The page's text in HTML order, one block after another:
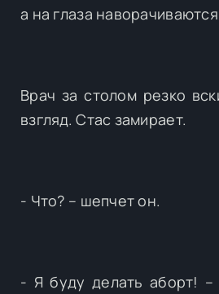
а на глаза
Врач за столом резко
взгляд. Стас замирает.
- Что? – шепчет он.
- Я буду делать аборт!